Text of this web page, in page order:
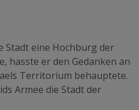
Stadt eine Hochburg der
hasste er den Gedanken an
Territorium behauptete.
Armee die Stadt der